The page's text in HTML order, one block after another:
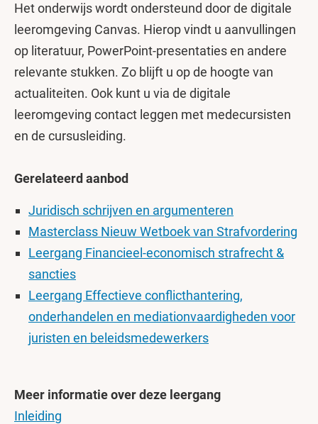
Het onderwijs wordt ondersteund door de digitale
leeromgeving Canvas. Hierop vindt u aanvullingen
op literatuur, PowerPoint-presentaties en andere
relevante stukken. Zo blijft u op de hoogte van
actualiteiten. Ook kunt u via de digitale
leeromgeving contact leggen met medecursisten
en de cursusleiding.
Gerelateerd aanbod
Juridisch schrijven en argumenteren
Masterclass Nieuw Wetboek van Strafvordering
Leergang Financieel-economisch strafrecht &
sancties
Leergang Effectieve conflicthantering,
onderhandelen en mediationvaardigheden voor
juristen en beleidsmedewerkers
Meer informatie over deze leergang
Inleiding